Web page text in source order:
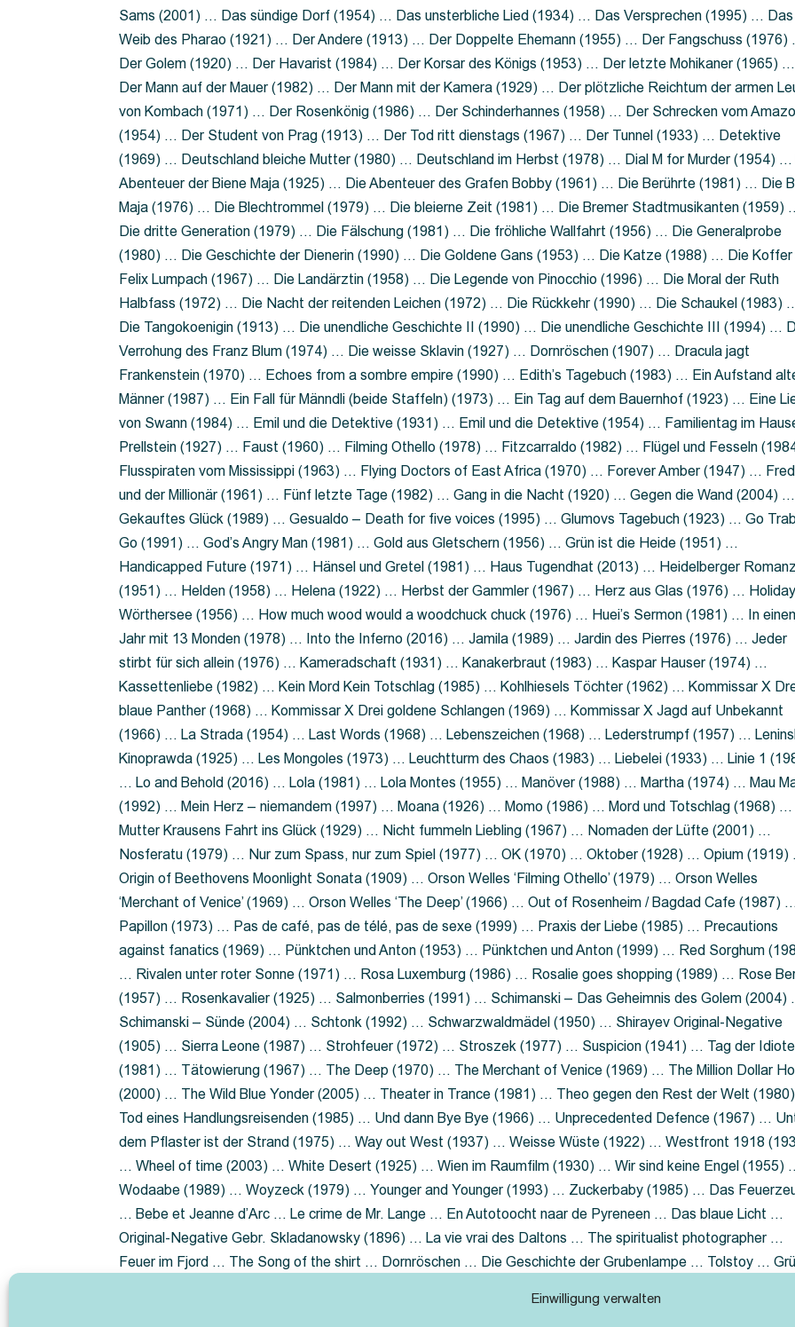
Einwilligung verwalten
Sams (2001) … Das sündige Dorf (1954) … Das unsterbliche Lied (1934) … Das Versprechen (1995) … Das
Weib des Pharao (1921) … Der Andere (1913) … Der Doppelte Ehemann (1955) … Der Fangschuss (1976)
Der Golem (1920) … Der Havarist (1984) … Der Korsar des Königs (1953) … Der letzte Mohikaner (1965) …
Der Mann auf der Mauer (1982) … Der Mann mit der Kamera (1929) … Der plötzliche Reichtum der armen
von Kombach (1971) … Der Rosenkönig (1986) … Der Schinderhannes (1958) … Der Schrecken vom
(1954) … Der Student von Prag (1913) … Der Tod ritt dienstags (1967) … Der Tunnel (1933) … Detektive
(1969) … Deutschland bleiche Mutter (1980) … Deutschland im Herbst (1978) … Dial M for Murder (1954) …
Abenteuer der Biene Maja (1925) … Die Abenteuer des Grafen Bobby (1961) … Die Berührte (1981) … Die
Maja (1976) … Die Blechtrommel (1979) … Die bleierne Zeit (1981) … Die Bremer Stadtmusikanten (1959)
Die dritte Generation (1979) … Die Fälschung (1981) … Die fröhliche Wallfahrt (1956) … Die Generalprobe
(1980) … Die Geschichte der Dienerin (1990) … Die Goldene Gans (1953) … Die Katze (1988) … Die Koffer
Felix Lumpach (1967) … Die Landärztin (1958) … Die Legende von Pinocchio (1996) … Die Moral der Ruth
Halbfass (1972) … Die Nacht der reitenden Leichen (1972) … Die Rückkehr (1990) … Die Schaukel (1983)
Die Tangokoenigin (1913) … Die unendliche Geschichte II (1990) … Die unendliche Geschichte III (1994) …
Verrohung des Franz Blum (1974) … Die weisse Sklavin (1927) … Dornröschen (1907) … Dracula jagt
Frankenstein (1970) … Echoes from a sombre empire (1990) … Edith’s Tagebuch (1983) … Ein Aufstand
Männer (1987) … Ein Fall für Männdli (beide Staffeln) (1973) … Ein Tag auf dem Bauernhof (1923) … Eine
von Swann (1984) … Emil und die Detektive (1931) … Emil und die Detektive (1954) … Familientag im
Prellstein (1927) … Faust (1960) … Filming Othello (1978) … Fitzcarraldo (1982) … Flügel und Fesseln
Flusspiraten vom Mississippi (1963) … Flying Doctors of East Africa (1970) … Forever Amber (1947) …
und der Millionär (1961) … Fünf letzte Tage (1982) … Gang in die Nacht (1920) … Gegen die Wand (2004) …
Gekauftes Glück (1989) … Gesualdo – Death for five voices (1995) … Glumovs Tagebuch (1923) … Go
Go (1991) … God’s Angry Man (1981) … Gold aus Gletschern (1956) … Grün ist die Heide (1951) …
Handicapped Future (1971) … Hänsel und Gretel (1981) … Haus Tugendhat (2013) … Heidelberger
(1951) … Helden (1958) … Helena (1922) … Herbst der Gammler (1967) … Herz aus Glas (1976) …
Wörthersee (1956) … How much wood would a woodchuck chuck (1976) … Huei’s Sermon (1981) … In
Jahr mit 13 Monden (1978) … Into the Inferno (2016) … Jamila (1989) … Jardin des Pierres (1976) … Jeder
stirbt für sich allein (1976) … Kameradschaft (1931) … Kanakerbraut (1983) … Kaspar Hauser (1974) …
Kassettenliebe (1982) … Kein Mord Kein Totschlag (1985) … Kohlhiesels Töchter (1962) … Kommissar X
blaue Panther (1968) … Kommissar X Drei goldene Schlangen (1969) … Kommissar X Jagd auf Unbekannt
(1966) … La Strada (1954) … Last Words (1968) … Lebenszeichen (1968) … Lederstrumpf (1957) …
Kinoprawda (1925) … Les Mongoles (1973) … Leuchtturm des Chaos (1983) … Liebelei (1933) … Linie 1
… Lo and Behold (2016) … Lola (1981) … Lola Montes (1955) … Manöver (1988) … Martha (1974) … Mau
(1992) … Mein Herz – niemandem (1997) … Moana (1926) … Momo (1986) … Mord und Totschlag (1968) …
Mutter Krausens Fahrt ins Glück (1929) … Nicht fummeln Liebling (1967) … Nomaden der Lüfte (2001) …
Nosferatu (1979) … Nur zum Spass, nur zum Spiel (1977) … OK (1970) … Oktober (1928) … Opium (1919)
Origin of Beethovens Moonlight Sonata (1909) … Orson Welles ‘Filming Othello’ (1979) … Orson Welles
‘Merchant of Venice’ (1969) … Orson Welles ‘The Deep’ (1966) … Out of Rosenheim / Bagdad Cafe (1987) …
Papillon (1973) … Pas de café, pas de télé, pas de sexe (1999) … Praxis der Liebe (1985) … Precautions
against fanatics (1969) … Pünktchen und Anton (1953) … Pünktchen und Anton (1999) … Red Sorghum
… Rivalen unter roter Sonne (1971) … Rosa Luxemburg (1986) … Rosalie goes shopping (1989) … Rose
(1957) … Rosenkavalier (1925) … Salmonberries (1991) … Schimanski – Das Geheimnis des Golem (2004)
Schimanski – Sünde (2004) … Schtonk (1992) … Schwarzwaldmädel (1950) … Shirayev Original-Negative
(1905) … Sierra Leone (1987) … Strohfeuer (1972) … Stroszek (1977) … Suspicion (1941) … Tag der
(1981) … Tätowierung (1967) … The Deep (1970) … The Merchant of Venice (1969) … The Million Dollar
(2000) … The Wild Blue Yonder (2005) … Theater in Trance (1981) … Theo gegen den Rest der Welt
Tod eines Handlungsreisenden (1985) … Und dann Bye Bye (1966) … Unprecedented Defence (1967) …
dem Pflaster ist der Strand (1975) … Way out West (1937) … Weisse Wüste (1922) … Westfront 1918
… Wheel of time (2003) … White Desert (1925) … Wien im Raumfilm (1930) … Wir sind keine Engel (1955)
Wodaabe (1989) … Woyzeck (1979) … Younger and Younger (1993) … Zuckerbaby (1985) … Das
… Bebe et Jeanne d’Arc … Le crime de Mr. Lange … En Autotoocht naar de Pyreneen … Das blaue Licht …
Original-Negative Gebr. Skladanowsky (1896) … La vie vrai des Daltons … The spiritualist photographer …
Feuer im Fjord … The Song of the shirt … Dornröschen … Die Geschichte der Grubenlampe … Tolstoy …